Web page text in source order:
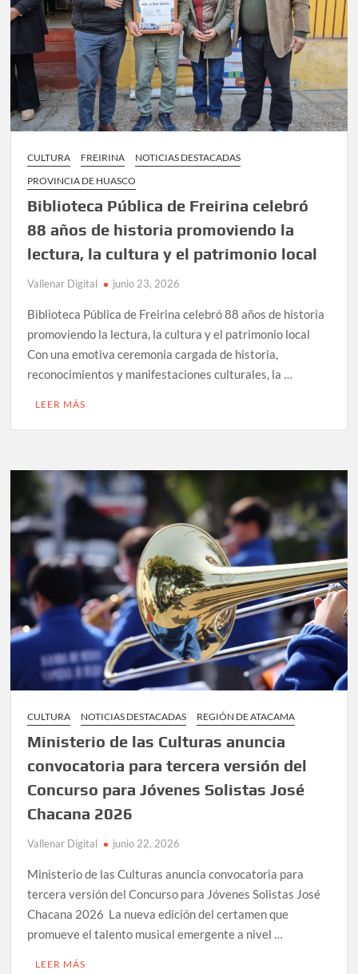
CULTURA FREIRINA
NOTICIAS DESTACADAS
PROVINCIA DE HUASCO
Biblioteca Pública de Freirina celebró
88 años de historia promoviendo la
lectura, la cultura y el patrimonio local
Vallenar Digital junio 23, 2026
Biblioteca Pública de Freirina celebró 88 años de historia
promoviendo la lectura, la cultura y el patrimonio local
Con una emotiva ceremonia cargada de historia,
reconocimientos y manifestaciones culturales, la …
LEER MÁS
CULTURA NOTICIAS DESTACADAS REGIÓN DE ATACAMA
Ministerio de las Culturas anuncia
convocatoria para tercera versión del
Concurso para Jóvenes Solistas José
Chacana 2026
Vallenar Digital junio 22, 2026
Ministerio de las Culturas anuncia convocatoria para
tercera versión del Concurso para Jóvenes Solistas José
Chacana 2026 La nueva edición del certamen que
promueve el talento musical emergente a nivel …
LEER MÁS